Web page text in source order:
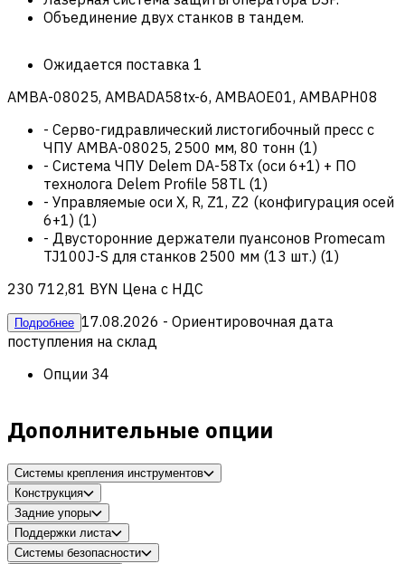
Объединение двух станков в тандем.
Ожидается поставка 1
AMBA-08025, AMBADA58tx-6, AMBAOE01, AMBAPH08
- Серво-гидравлический листогибочный пресс с
ЧПУ AMBA-08025, 2500 мм, 80 тонн (1)
- Система ЧПУ Delem DA-58Tx (оси 6+1) + ПО
технолога Delem Profile 58TL (1)
- Управляемые оси X, R, Z1, Z2 (конфигурация осей
6+1) (1)
- Двусторонние держатели пуансонов Promecam
TJ100J-S для станков 2500 мм (13 шт.) (1)
230 712,81 BYN Цена с НДС
Подробнее 17.08.2026 - Ориентировочная дата
поступления на склад
Опции 34
Дополнительные опции
Системы крепления инструментов
Конструкция
Задние упоры
Поддержки листа
Системы безопасности